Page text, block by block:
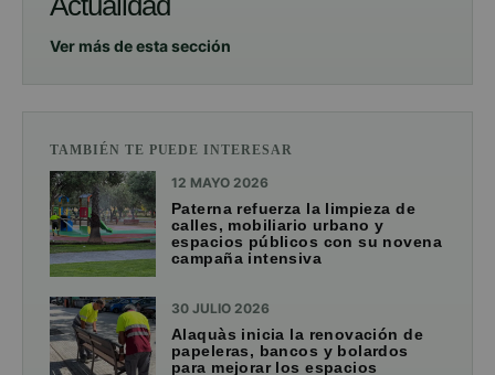
Ver más de esta sección
TAMBIÉN TE PUEDE INTERESAR
12 MAYO 2026
Paterna refuerza la limpieza de
calles, mobiliario urbano y
espacios públicos con su novena
campaña intensiva
30 JULIO 2026
Alaquàs inicia la renovación de
papeleras, bancos y bolardos
para mejorar los espacios